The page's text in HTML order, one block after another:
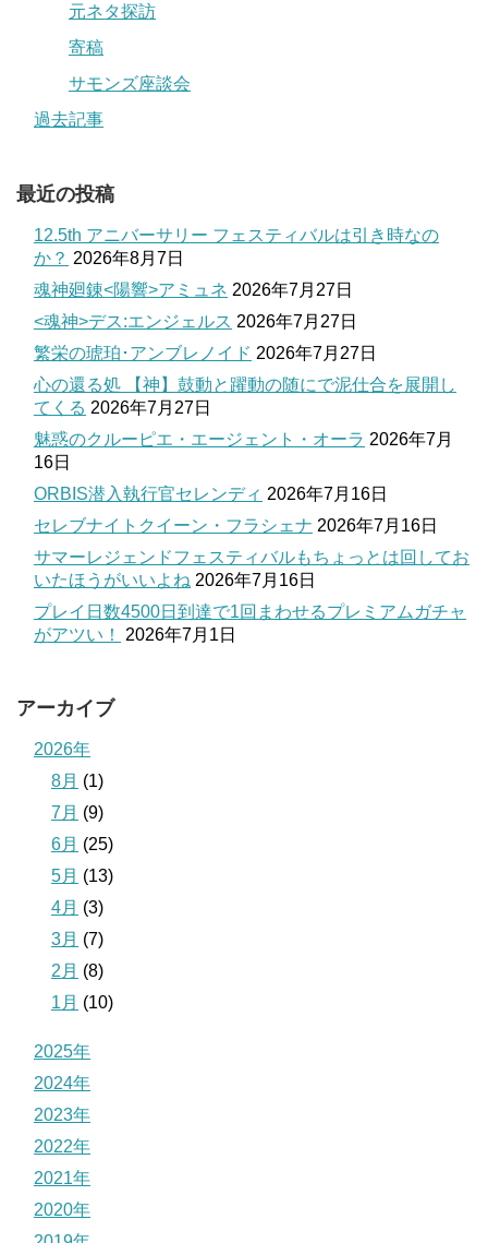
元ネタ探訪
寄稿
サモンズ座談会
過去記事
最近の投稿
12.5th アニバーサリー フェスティバルは引き時なの
か？ 2026年8月7日
魂神廻錬<陽響>アミュネ 2026年7月27日
<魂神>デス:エンジェルス 2026年7月27日
繁栄の琥珀･アンブレノイド 2026年7月27日
心の還る処 【神】鼓動と躍動の随にで泥仕合を展開し
てくる 2026年7月27日
魅惑のクルーピエ・エージェント・オーラ 2026年7月
16日
ORBIS潜入執行官セレンディ 2026年7月16日
セレブナイトクイーン・フラシェナ 2026年7月16日
サマーレジェンドフェスティバルもちょっとは回してお
いたほうがいいよね 2026年7月16日
プレイ日数4500日到達で1回まわせるプレミアムガチャ
がアツい！
2026年7月1日
アーカイブ
2026年
8月 (1)
7月 (9)
6月 (25)
5月 (13)
4月 (3)
3月 (7)
2月 (8)
1月 (10)
2025年
2024年
2023年
2022年
2021年
2020年